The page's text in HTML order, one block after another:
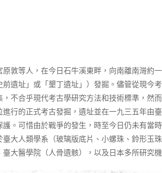
敦等人，在今日石牛溪東畔，向南離南灣約
遺址」或「墾丁遺址」）發掘。儘管從現今
不合乎現代考古學研究方法和技術標準，然
行的正式考古發掘，遺址並在一九三五年由
。可惜由於戰爭的發生，時至今日仍未有當
大人類學系（玻璃版底片、小螺珠、鈴形玉
大醫學院（人骨遺骸），以及日本多所研究機